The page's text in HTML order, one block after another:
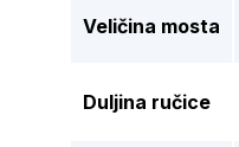
Veličina mosta
Duljina ručice